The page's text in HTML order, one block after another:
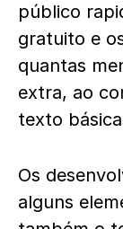
público
gratuito e
quantas
extra, ao
texto
Os
alguns